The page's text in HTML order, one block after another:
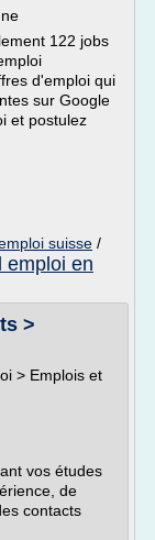
122 jobs
d'emploi qui
sur Google
et postulez
suisse /
emploi en
>
> Emplois et
vos études
de
contacts